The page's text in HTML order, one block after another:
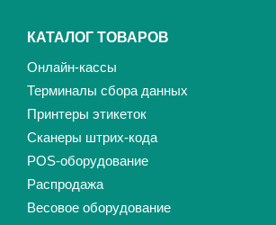
КАТАЛОГ ТОВАРОВ
Онлайн-кассы
Терминалы сбора данных
Принтеры этикеток
Сканеры штрих-кода
POS-оборудование
Распродажа
Весовое оборудование